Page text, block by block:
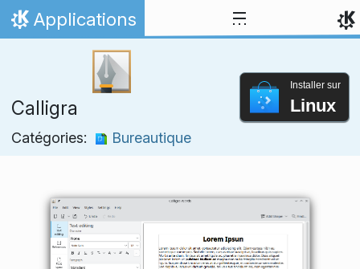
Aller directement au contenu
Accueil
Applications
Calligra
Catégories: Bureautique
Installer sur
Linux